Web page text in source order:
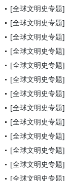
[全球文明史专题]
[全球文明史专题]
[全球文明史专题]
[全球文明史专题]
[全球文明史专题]
[全球文明史专题]
[全球文明史专题]
[全球文明史专题]
[全球文明史专题]
[全球文明史专题]
[全球文明史专题]
[全球文明史专题]
[全球文明史专题]